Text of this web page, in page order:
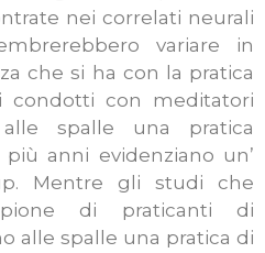
nei correlati neurali
variare in
che si ha con la pratica
condotti con meditatori
spalle una pratica
anni evidenziano un’
Mentre gli studi che
di praticanti di
alle spalle una pratica di